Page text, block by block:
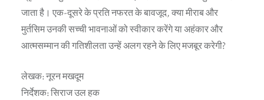
जाता है। एक-दूसरे के प्रति नफरत के बावजूद, क्या मीराब और
मुर्तसिम उनकी सच्ची भावनाओं को स्वीकार करेंगे या अहंकार और
आत्मसम्मान की गतिशीलता उन्हें अलग रहने के लिए मजबूर करेगी?
लेखक: नूरन मखदूम
निर्देशक: सिराज उल हक